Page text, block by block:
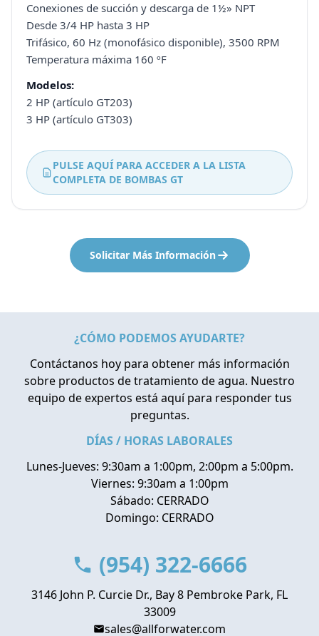
Conexiones de succión y descarga de 1½» NPT
Desde 3/4 HP hasta 3 HP
Trifásico, 60 Hz (monofásico disponible), 3500 RPM
Temperatura máxima 160 ºF
Modelos:
2 HP (artículo GT203)
3 HP (artículo GT303)
PULSE AQUÍ PARA ACCEDER A LA LISTA
COMPLETA DE BOMBAS GT
Solicitar Más Información
¿CÓMO PODEMOS AYUDARTE?
Contáctanos hoy para obtener más información
sobre productos de tratamiento de agua. Nuestro
equipo de expertos está aquí para responder tus
preguntas.
DÍAS / HORAS LABORALES
Lunes-Jueves: 9:30am a 1:00pm, 2:00pm a 5:00pm.
Viernes: 9:30am a 1:00pm
Sábado: CERRADO
Domingo: CERRADO
(954) 322-6666
3146 John P. Curcie Dr., Bay 8 Pembroke Park, FL
33009
sales@allforwater.com